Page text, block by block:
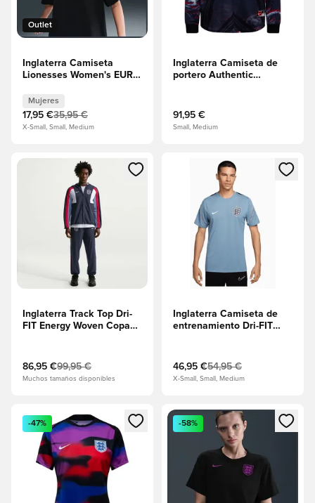
Outlet
Inglaterra Camiseta
Lionesses Women's EURO
Mujeres
17,95 €35,95 €
X-Small, Small, Medium
Inglaterra Camiseta de
portero Authentic
91,95 €
Small, Medium
Abre un modal para iniciar sesión o registrarse como
Inglaterra Track Top Dri-
FIT Energy Woven Copa
Blue/Speed Red
86,95 €99,95 €
Muchos tamaños disponibles
Abre un modal para iniciar
Inglaterra Camiseta de
entrenamiento Dri-FIT
Blue/Obsidiana/Blanco
46,95 €54,95 €
X-Small, Small, Medium
Abre un modal para iniciar sesión o registrarse como
-47%
Abre un modal para iniciar
-58%